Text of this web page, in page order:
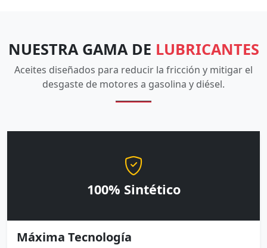
NUESTRA GAMA DE LUBRICANTES
Aceites diseñados para reducir la fricción y mitigar el
desgaste de motores a gasolina y diésel.
100% Sintético
Máxima Tecnología